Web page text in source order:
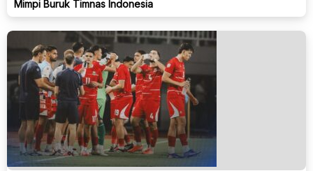
Mimpi Buruk Timnas Indonesia